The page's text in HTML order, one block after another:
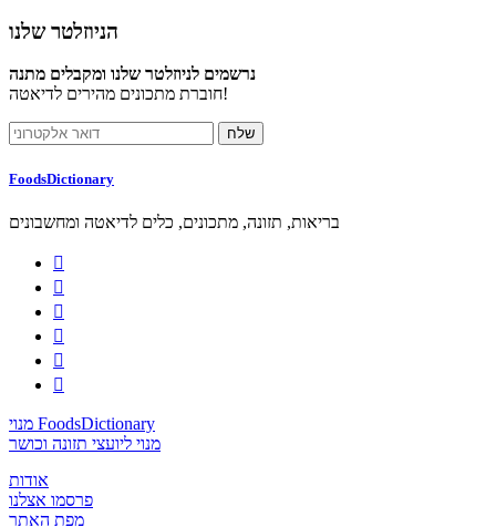
הניוזלטר שלנו
נרשמים לניוזלטר שלנו ומקבלים מתנה
חוברת מתכונים מהירים לדיאטה!
FoodsDictionary
בריאות, תזונה, מתכונים, כלים לדיאטה ומחשבונים






מנוי FoodsDictionary
מנוי ליועצי תזונה וכושר
אודות
פרסמו אצלנו
מפת האתר